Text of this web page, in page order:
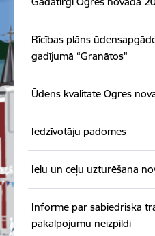
Rīcības plāns
gadījumā “Granātos"
Ūdens kvalitāte Ogres
Iedzīvotāju padomes
Ielu un ceļu uzturēšana
Informē par sabiedriskā
pakalpojumu neizpildi